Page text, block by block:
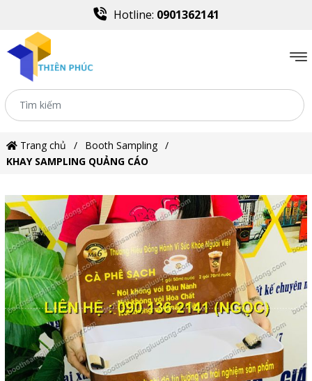
Hotline: 0901362141
Trang chủ
Booth Sampling
KHAY SAMPLING QUẢNG CÁO